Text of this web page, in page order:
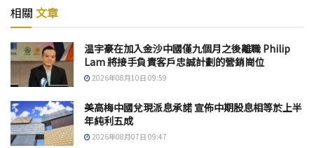
相關 文章
温宇豪在加入金沙中國僅九個月之後離職 Philip
Lam 將接手負責客戶忠誠計劃的營銷崗位
2026年08月10日 09:59
美高梅中國兌現派息承諾 宣佈中期股息相等於上半
年純利五成
2026年08月07日 09:47